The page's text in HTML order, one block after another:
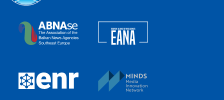
The Assocoation of the Balkan News Agencies
European Newsroom